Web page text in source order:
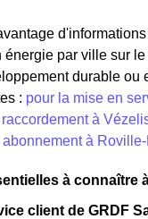
énergie par ville sur le
durable ou
: pour la mise en
à
à
à connaître
client de GRDF